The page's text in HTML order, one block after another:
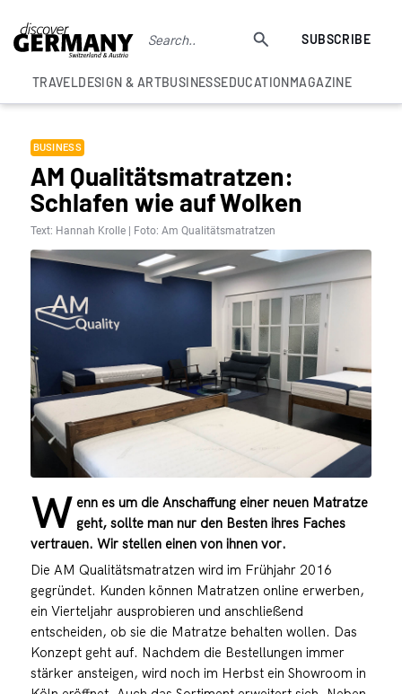
SUBSCRIBE
TRAVELDESIGN & ARTBUSINESSEDUCATIONMAGAZINE
BUSINESS
AM Qualitätsmatratzen:
Schlafen wie auf Wolken
Text: Hannah Krolle | Foto: Am Qualitätsmatratzen
W enn es um die Anschaffung einer neuen Matratze
geht, sollte man nur den Besten ihres Faches
vertrauen. Wir stellen einen von ihnen vor.
Die AM Qualitätsmatratzen wird im Frühjahr 2016
gegründet. Kunden können Matratzen online erwerben,
ein Vierteljahr ausprobieren und anschließend
entscheiden, ob sie die Matratze behalten wollen. Das
Konzept geht auf. Nachdem die Bestellungen immer
stärker ansteigen, wird noch im Herbst ein Showroom in